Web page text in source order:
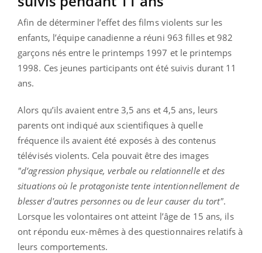
Afin de déterminer l’effet des films violents sur les
enfants, l’équipe canadienne a réuni 963 filles et 982
garçons nés entre le printemps 1997 et le printemps
1998. Ces jeunes participants ont été suivis durant 11
ans.
Alors qu’ils avaient entre 3,5 ans et 4,5 ans, leurs
parents ont indiqué aux scientifiques à quelle
fréquence ils avaient été exposés à des contenus
télévisés violents. Cela pouvait être des images
"d’agression physique, verbale ou relationnelle et des
situations où le protagoniste tente intentionnellement de
blesser d'autres personnes ou de leur causer du tort".
Lorsque les volontaires ont atteint l’âge de 15 ans, ils
ont répondu eux-mêmes à des questionnaires relatifs à
leurs comportements.